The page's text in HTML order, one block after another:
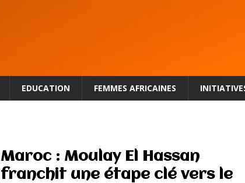
EDUCATION FEMMES AFRICAINES
Maroc : Moulay El Hassan
franchit une étape clé vers le